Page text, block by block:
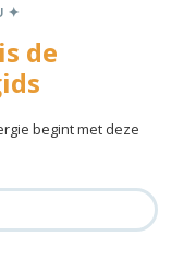
browser voor de
✦
✦
de
begint met deze